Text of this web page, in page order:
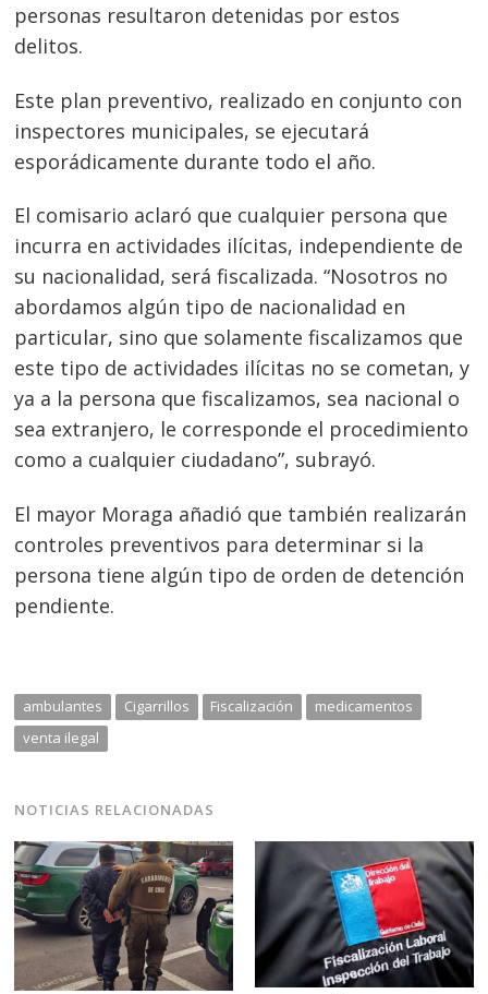
personas resultaron detenidas por estos
delitos.
Este plan preventivo, realizado en conjunto con
inspectores municipales, se ejecutará
esporádicamente durante todo el año.
El comisario aclaró que cualquier persona que
incurra en actividades ilícitas, independiente de
su nacionalidad, será fiscalizada. “Nosotros no
abordamos algún tipo de nacionalidad en
particular, sino que solamente fiscalizamos que
este tipo de actividades ilícitas no se cometan, y
ya a la persona que fiscalizamos, sea nacional o
sea extranjero, le corresponde el procedimiento
como a cualquier ciudadano”, subrayó.
El mayor Moraga añadió que también realizarán
controles preventivos para determinar si la
persona tiene algún tipo de orden de detención
pendiente.
ambulantes Cigarrillos Fiscalización
medicamentos
venta ilegal
NOTICIAS RELACIONADAS
Navegación
de
entradas